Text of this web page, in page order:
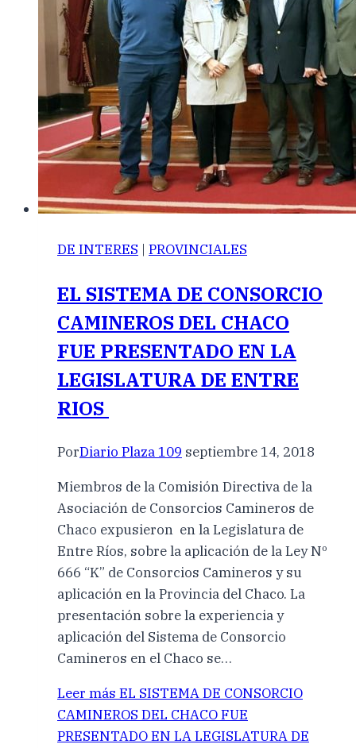
DE INTERES | PROVINCIALES
EL SISTEMA DE CONSORCIO
CAMINEROS DEL CHACO
FUE PRESENTADO EN LA
LEGISLATURA DE ENTRE
RIOS
PorDiario Plaza 109 septiembre 14, 2018
Miembros de la Comisión Directiva de la
Asociación de Consorcios Camineros de
Chaco expusieron en la Legislatura de
Entre Ríos, sobre la aplicación de la Ley Nº
666 “K” de Consorcios Camineros y su
aplicación en la Provincia del Chaco. La
presentación sobre la experiencia y
aplicación del Sistema de Consorcio
Camineros en el Chaco se…
Leer más EL SISTEMA DE CONSORCIO
CAMINEROS DEL CHACO FUE
PRESENTADO EN LA LEGISLATURA DE